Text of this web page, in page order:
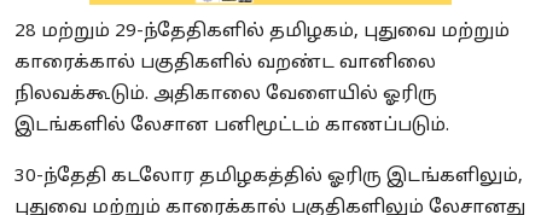
28 மற்றும் 29-ந்தேதிகளில் தமிழகம், புதுவை மற்றும்
காரைக்கால் பகுதிகளில் வறண்ட வானிலை
நிலவக்கூடும். அதிகாலை வேளையில் ஓரிரு
இடங்களில் லேசான பனிமூட்டம் காணப்படும்.
30-ந்தேதி கடலோர தமிழகத்தில் ஓரிரு இடங்களிலும்,
புதுவை மற்றும் காரைக்கால் பகுதிகளிலும் லேசானது